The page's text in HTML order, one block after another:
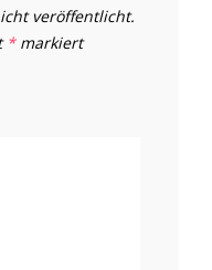
veröffentlicht.
*markiert